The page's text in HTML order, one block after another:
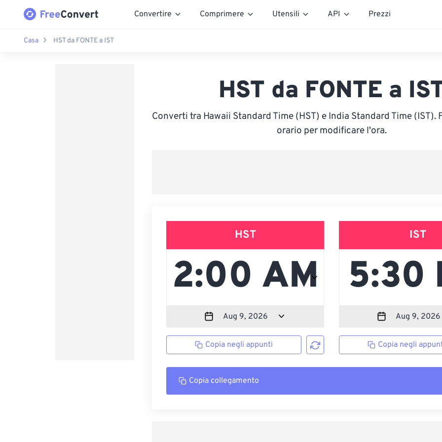
Convertire Comprimere Utensili API Prezzi
Casa HST da FONTE a IST
HST da FONTE a
Converti tra Hawaii Standard Time (HST) e India Standard Time (IST).
orario per modificare l'ora.
HST
Copia negli appunti
IST
Copia negli
Copia collegamento